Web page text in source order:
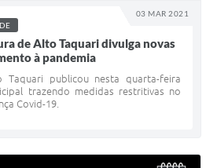
03 MAR 2021
de Alto Taquari divulga novas
à pandemia
publicou nesta quarta-feira
trazendo medidas restritivas no
Covid-19.